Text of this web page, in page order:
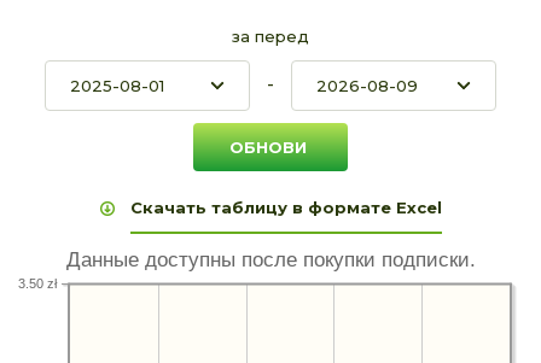
за перед
-
Скачать таблицу в формате Excel
Данные доступны после покупки подписки.
3.50 zł